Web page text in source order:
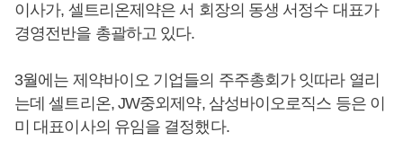
이사가, 셀트리온제약은 서 회장의 동생 서정수 대표가
경영전반을 총괄하고 있다.
3월에는 제약바이오 기업들의 주주총회가 잇따라 열리
는데 셀트리온, JW중외제약, 삼성바이오로직스 등은 이
미 대표이사의 유임을 결정했다.